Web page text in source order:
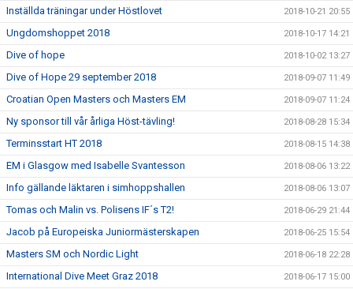
Inställda träningar under Höstlovet 2018-10-21 20:55
Ungdomshoppet 2018 2018-10-17 14:21
Dive of hope 2018-10-02 13:27
Dive of Hope 29 september 2018 2018-09-07 11:49
Croatian Open Masters och Masters EM 2018-09-07 11:24
Ny sponsor till vår årliga Höst-tävling! 2018-08-28 15:34
Terminsstart HT 2018 2018-08-15 14:38
EM i Glasgow med Isabelle Svantesson 2018-08-06 13:22
Info gällande läktaren i simhoppshallen 2018-08-06 13:07
Tomas och Malin vs. Polisens IF´s T2! 2018-06-29 21:44
Jacob på Europeiska Juniormästerskapen 2018-06-25 15:54
Masters SM och Nordic Light 2018-06-18 22:28
International Dive Meet Graz 2018 2018-06-17 15:00